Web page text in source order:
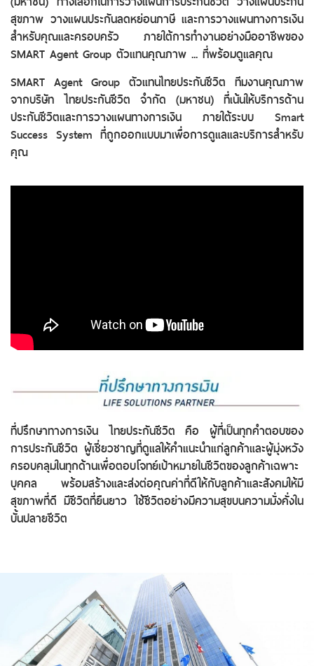
สุขภาพ วางแผนประกันลดหย่อนภาษี และการวางแผนทางการเงิน
สำหรับคุณและครอบครัว ภายใต้การทำงานอย่างมืออาชีพของ
SMART Agent Group ตัวแทนคุณภาพ ... ที่พร้อมดูแลคุณ
SMART Agent Group ตัวแทนไทยประกันชีวิต ทีมงานคุณภาพ
จากบริษัท ไทยประกันชีวิต จำกัด (มหาชน) ที่เน้นให้บริการด้าน
ประกันชีวิตและการวางแผนทางการเงิน ภายใต้ระบบ Smart
Success System ที่ถูกออกแบบมาเพื่อการดูแลและบริการสำหรับ
คุณ
ที่ปรึกษาทางการเงิน ไทยประกันชีวิต คือ ผู้ที่เป็นทุกคำตอบของ
การประกันชีวิต ผู้เชี่ยวชาญที่ดูแลให้คำแนะนำแก่ลูกค้าและผู้มุ่งหวัง
ครอบคลุมในทุกด้านเพื่อตอบโจทย์เป้าหมายในชีวิตของลูกค้าเฉพาะ
บุคคล พร้อมสร้างและส่งต่อคุณค่าที่ดีให้กับลูกค้าและสังคมให้มี
สุขภาพที่ดี มีชีวิตที่ยืนยาว ใช้ชีวิตอย่างมีความสุขบนความมั่งคั่งใน
บั้นปลายชีวิต